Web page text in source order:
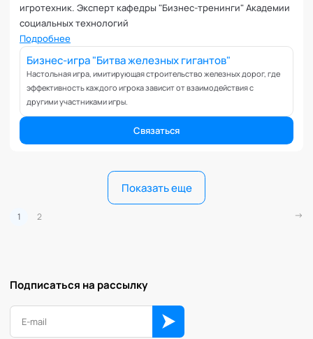
игротехник. Эксперт кафедры "Бизнес-тренинги" Академии
социальных технологий
Подробнее
Бизнес-игра "Битва железных гигантов"
Настольная игра, имитирующая строительство железных дорог, где
эффективность каждого игрока зависит от взаимодействия с
другими участниками игры.
Связаться
Показать еще
1 2
Подписаться на рассылку